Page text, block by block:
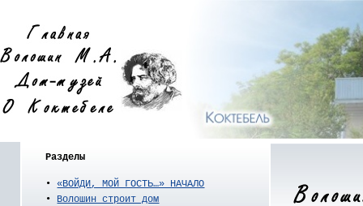
Разделы
•«ВОЙДИ, МОЙ ГОСТЬ…» НАЧАЛО
• Волошин строит дом